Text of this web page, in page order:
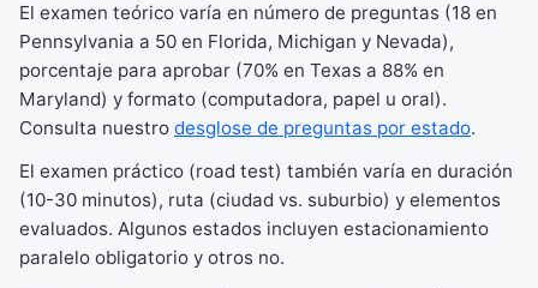
El examen teórico varía en número de preguntas (18 en
Pennsylvania a 50 en Florida, Michigan y Nevada),
porcentaje para aprobar (70% en Texas a 88% en
Maryland) y formato (computadora, papel u oral).
Consulta nuestro desglose de preguntas por estado.
El examen práctico (road test) también varía en duración
(10-30 minutos), ruta (ciudad vs. suburbio) y elementos
evaluados. Algunos estados incluyen estacionamiento
paralelo obligatorio y otros no.